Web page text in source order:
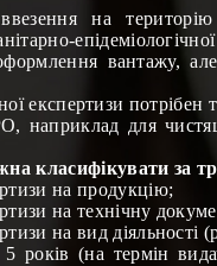
на
вантажу,
експертизи потрібен
наприклад для
класифікувати за
на продукцію;
на технічну
на вид діяльності
(на термін